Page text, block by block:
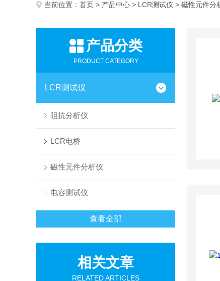
当前位置： 首页 > 产品中心 > LCR测试仪 > 磁性元件分
产品分类
PRODUCT CATEGORY
LCR测试仪
阻抗分析仪
LCR电桥
磁性元件分析仪
电容测试仪
查看全部
相关文章
RELATED ARTICLES